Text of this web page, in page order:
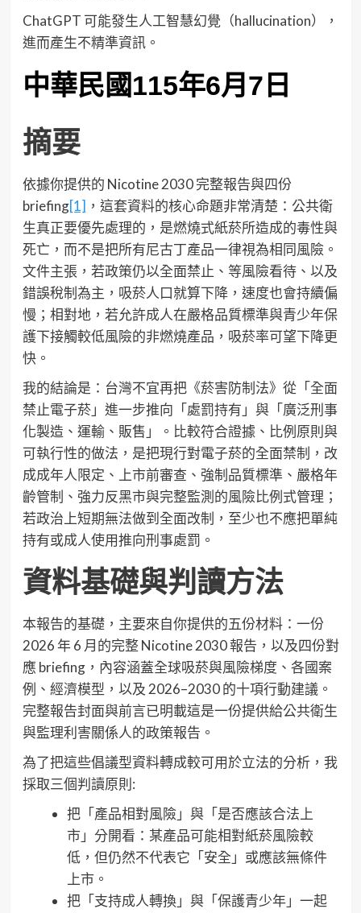
ChatGPT 可能發生人工智慧幻覺（hallucination），
進而產生不精準資訊。
中華民國115年6月7日
摘要
依據你提供的 Nicotine 2030 完整報告與四份
briefing[1] ，這套資料的核心命題非常清楚：公共衛
生真正要優先處理的，是燃燒式紙菸所造成的毒性與
死亡，而不是把所有尼古丁產品一律視為相同風險。
文件主張，若政策仍以全面禁止、等風險看待、以及
錯誤稅制為主，吸菸人口就算下降，速度也會持續偏
慢；相對地，若允許成人在嚴格品質標準與青少年保
護下接觸較低風險的非燃燒產品，吸菸率可望下降更
快。
我的結論是：台灣不宜再把《菸害防制法》從「全面
禁止電子菸」進一步推向「處罰持有」與「廣泛刑事
化製造、運輸、販售」。比較符合證據、比例原則與
可執行性的做法，是把現行對電子菸的全面禁制，改
成成年人限定、上市前審查、強制品質標準、嚴格年
齡管制、強力反黑市與完整監測的風險比例式管理；
若政治上短期無法做到全面改制，至少也不應把單純
持有或成人使用推向刑事處罰。
資料基礎與判讀方法
本報告的基礎，主要來自你提供的五份材料：一份
2026 年 6 月的完整 Nicotine 2030 報告，以及四份對
應 briefing，內容涵蓋全球吸菸與風險梯度、各國案
例、經濟模型，以及 2026–2030 的十項行動建議。
完整報告封面與前言已明載這是一份提供給公共衛生
與監理利害關係人的政策報告。
為了把這些倡議型資料轉成較可用於立法的分析，我
採取三個判讀原則:
把「產品相對風險」與「是否應該合法上
市」分開看：某產品可能相對紙菸風險較
低，但仍然不代表它「安全」或應該無條件
上市。
把「支持成人轉換」與「保護青少年」一起